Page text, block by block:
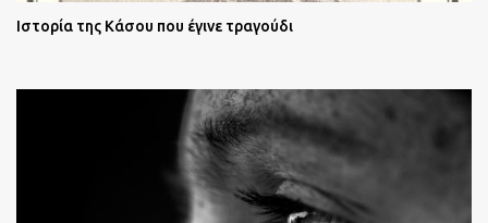
Ιστορία της Κάσου που έγινε τραγούδι